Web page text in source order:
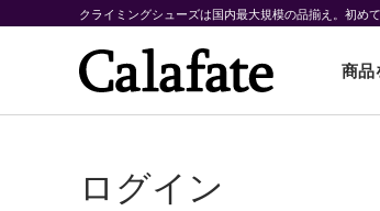
クライミングシューズは国内最大規模の品揃え。初め
商品
ログイン